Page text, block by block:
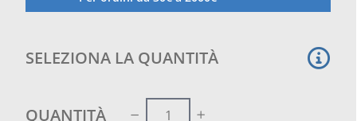
SELEZIONA LA QUANTITÀ
QUANTITÀ